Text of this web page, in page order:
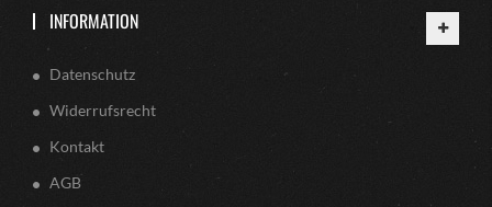
INFORMATION
Datenschutz
Widerrufsrecht
Kontakt
AGB